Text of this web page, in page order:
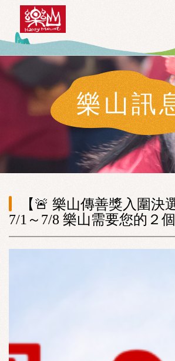
移至主內容
樂山訊
【🚨 樂山傳善獎入圍決
7/1～7/8 樂山需要您的２個